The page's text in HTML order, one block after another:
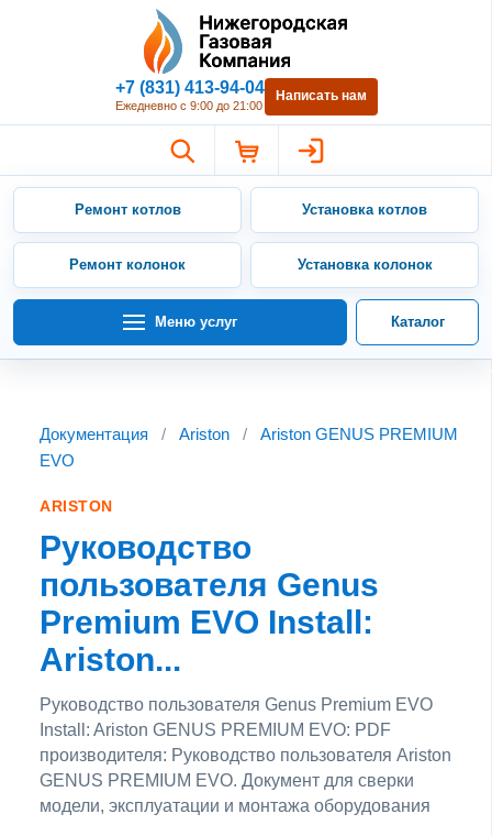
Нижегородская Газовая
+7 (831) 413-94-04
Ежедневно с 9:00 до 21:00
Написать нам
Ремонт котлов Установка котлов
Ремонт колонок Установка колонок
Меню услуг Каталог
Документация / Ariston /
Ariston GENUS PREMIUM
EVO
ARISTON
Руководство
пользователя Genus
Premium EVO Install:
Ariston...
Руководство пользователя Genus Premium EVO
Install: Ariston GENUS PREMIUM EVO: PDF
производителя: Руководство пользователя Ariston
GENUS PREMIUM EVO. Документ для сверки
модели, эксплуатации и монтажа оборудования